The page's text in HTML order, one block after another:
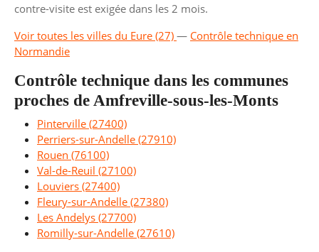
contre-visite est exigée dans les 2 mois.
Voir toutes les villes du Eure (27) — Contrôle technique en
Normandie
Contrôle technique dans les communes
proches de Amfreville-sous-les-Monts
Pinterville (27400)
Perriers-sur-Andelle (27910)
Rouen (76100)
Val-de-Reuil (27100)
Louviers (27400)
Fleury-sur-Andelle (27380)
Les Andelys (27700)
Romilly-sur-Andelle (27610)